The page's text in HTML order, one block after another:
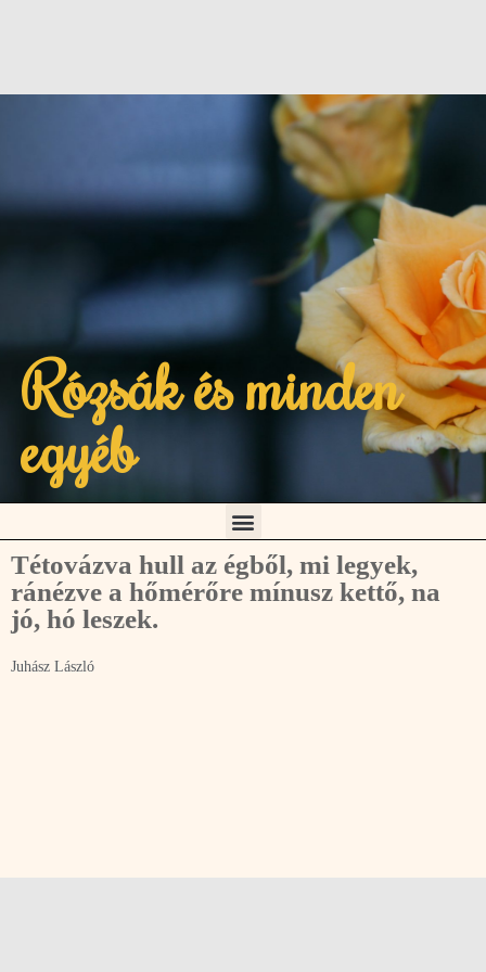
Rózsák és minden
egyéb
Tétovázva hull az égből, mi legyek,
ránézve a hőmérőre mínusz kettő, na
jó, hó leszek.
Juhász László